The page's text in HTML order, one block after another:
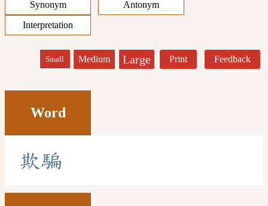
Synonym
Antonym
Interpretation
Small Medium Large Print Feedback
Word
欺騙